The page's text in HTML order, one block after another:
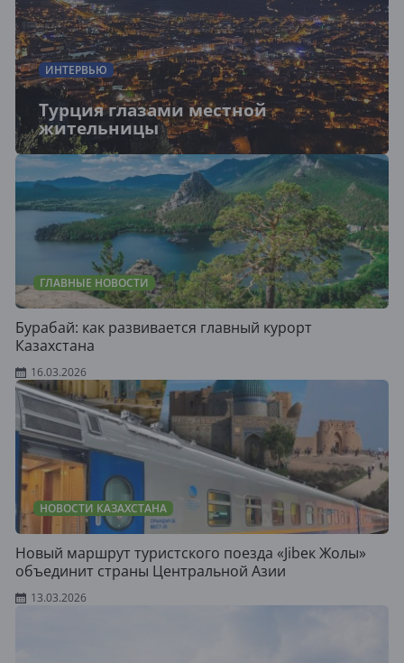
ИНТЕРВЬЮ
Турция глазами местной
жительницы
ГЛАВНЫЕ НОВОСТИ
Бурабай: как развивается главный курорт
Казахстана
16.03.2026
НОВОСТИ КАЗАХСТАНА
Новый маршрут туристского поезда «Jibек Жолы»
объединит страны Центральной Азии
13.03.2026